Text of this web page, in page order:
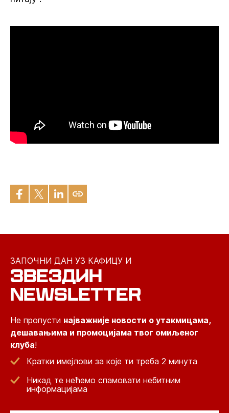
ЗАПОЧНИ ДАН УЗ КАФИЦУ И
ЗВЕЗДИН
NEWSLETTER
Не пропусти најважније новости о утакмицама,
дешавањима и промоцијама твог омиљеног
клуба!
Кратки имејлови за које ти треба 2 минута
Никад те нећемо спамовати небитним
информацијама